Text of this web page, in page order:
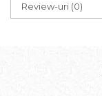
Review-uri (0)